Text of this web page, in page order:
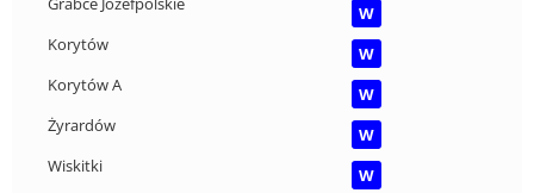
W
Korytów
W
Korytów A
W
Żyrardów
W
Wiskitki
W